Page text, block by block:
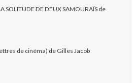
SOLITUDE DE DEUX SAMOURAÏS de
de cinéma) de Gilles Jacob